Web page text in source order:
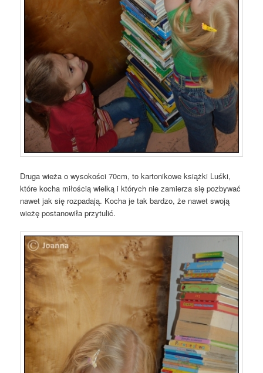
Druga wieża o wysokości 70cm, to kartonikowe książki Luśki,
które kocha miłością wielką i których nie zamierza się pozbywać
nawet jak się rozpadają. Kocha je tak bardzo, że nawet swoją
wieżę postanowiła przytulić.